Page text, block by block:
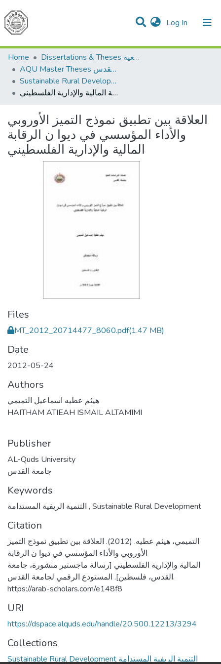
Log In (current)
Communities & Collections
All of DSpace
Home
Dissertations & Theses الرسائل الجامعية
AQU Master Theses الرسائل الجامعية الخاصة بجامعة القدس
Sustainable Rural Development التنمية الريفية المستدامة
العلاقة بين تطبيق نموذج التميز الأوروبي والأداء المؤسسي في ديوا ن الرقابة المالية والإدارية الفلسطيني
العلاقة بين تطبيق نموذج التميز الأوروبي
والأداء المؤسسي في ديوا ن الرقابة
المالية والإدارية الفلسطيني
Files
MT_2012_20714477_8060.pdf(1.47 MB)
Date
2012-05-24
Authors
هيثم عطيه اسماعيل التميمي
HAITHAM ATIEAH ISMAIL ALTAMIMI
Publisher
AL-Quds University
جامعة القدس
Keywords
, Sustainable Rural Development
Citation
التميمي، هيثم عطيه. (2012). العلاقة بين تطبيق نموذج التميز
الأوروبي والأداء المؤسسي في ديوا ن الرقابة
المالية والإدارية الفلسطيني [رسالة ماجستير منشورة، جامعة
القدس، فلسطين]. المستودع الرقمي لجامعة القدس.
https://arab-scholars.com/e148f8
URI
https://dspace.alquds.edu/handle/20.500.12213/3294
Collections
Sustainable Rural Development التنمية الريفية المستدامة